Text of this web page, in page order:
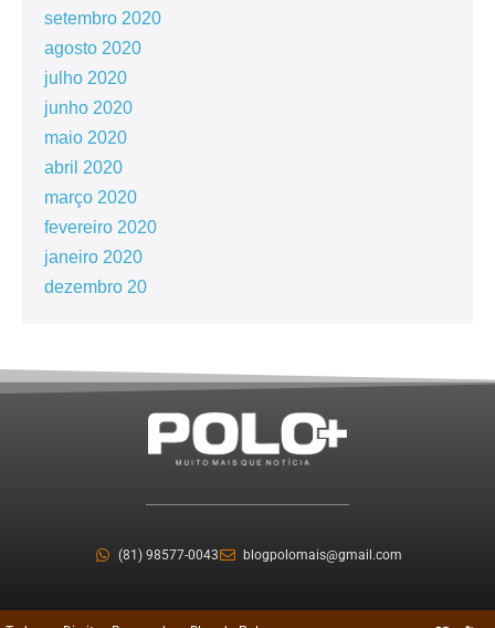
setembro 2020
agosto 2020
julho 2020
junho 2020
maio 2020
abril 2020
março 2020
fevereiro 2020
janeiro 2020
dezembro 20
(81) 98577-0043 blogpolomais@gmail.com